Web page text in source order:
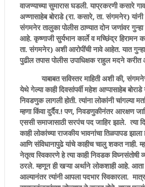
वाजण्याच्या सुमारास घडली. याप्रकरणी कसारे
अण्णासाहेब बोराडे (रा. कसारे, ता. संगमनेर) यांनी
संगमनेर तालुका पोलीस ठाण्यात दोन जणांवर
आहे. कृष्णाजी सुर्यभान कार्ले व मच्छिंद्र हिरामन
ता. संगमनेर) अशी आरोपींची नावे आहेत. यात
पुढील तपास पोलीस उपाधिक्षक राहुल मदने
याबाबत सविस्तर माहिती अशी की,
येथे गेल्या काही दिवसांपर्वी महेश आप्पासाहेब बोराडे
निवडणुक लागली होती. त्यांना लोकांनी चांगल्या
म्हणा किंवा दुर्दैव.! पण, निवडणुकीनंतर आरक्षण
एससी समाजासाठी सरपंच पद जाहिर झाले. त्या
काही लोकांच्या राजकीय भावनांचा तिळपापड झाला
आणि संविधानापुढे यांचे काहीच चालु शकत नाही.
नेतृत्व स्विकारणे हे त्या काही निवडक विघ्नसंतोषी
ठरले. म्हणून ही खऱ्या अर्थाने लोकशाही आहे.
आल्यानंतर त्यांनी आपला पदभार स्विकारला.